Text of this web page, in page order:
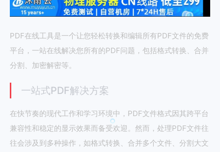
PDF在线工具是一个让您轻松转换和编辑所有PDF文件的免费
平台，一站在线解决您所有的PDF问题，包括格式转换、合并
分割、加密解密等。
一站式PDF解决方案
在快节奏的现代工作和学习环境中，PDF文件格式因其跨平台
兼容性和稳定的显示效果而备受欢迎。然而，处理PDF文件往
往会涉及到多种操作，如格式转换、合并多个文件、分割大文